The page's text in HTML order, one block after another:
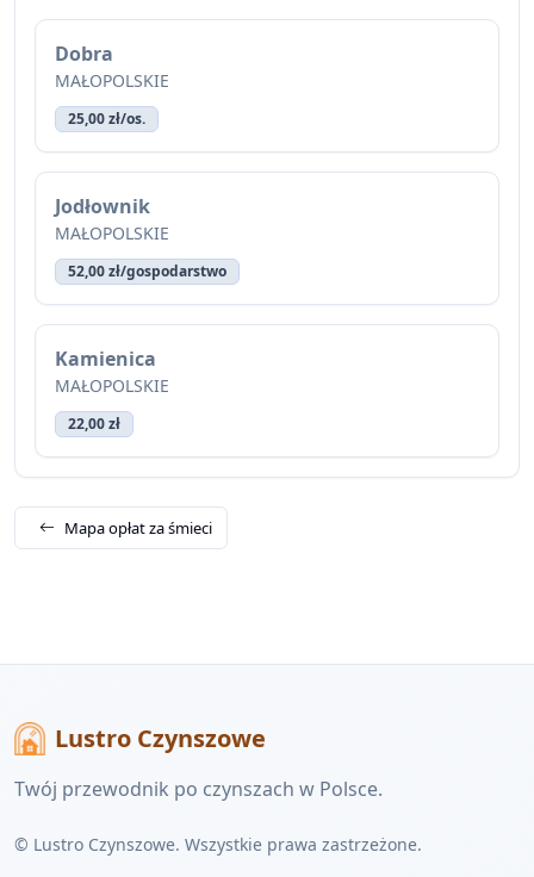
Dobra
MAŁOPOLSKIE
25,00 zł/os.
Jodłownik
MAŁOPOLSKIE
52,00 zł/gospodarstwo
Kamienica
MAŁOPOLSKIE
22,00 zł
Mapa opłat za śmieci
Lustro Czynszowe
Twój przewodnik po czynszach w Polsce.
© Lustro Czynszowe. Wszystkie prawa zastrzeżone.